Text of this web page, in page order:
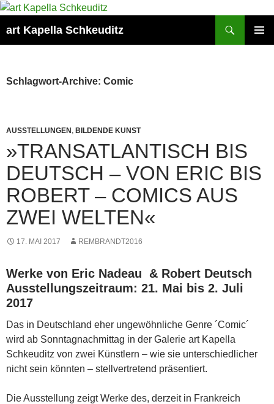
art Kapella Schkeuditz
Schlagwort-Archive: Comic
AUSSTELLUNGEN, BILDENDE KUNST
»TRANSATLANTISCH BIS
DEUTSCH – VON ERIC BIS
ROBERT – COMICS AUS
ZWEI WELTEN«
17. MAI 2017 REMBRANDT2016
Werke von Eric Nadeau & Robert Deutsch
Ausstellungszeitraum: 21. Mai bis 2. Juli
2017
Das in Deutschland eher ungewöhnliche Genre ´Comic´
wird ab Sonntagnachmittag in der Galerie art Kapella
Schkeuditz von zwei Künstlern – wie sie unterschiedlicher
nicht sein könnten – stellvertretend präsentiert.
Die Ausstellung zeigt Werke des, derzeit in Frankreich